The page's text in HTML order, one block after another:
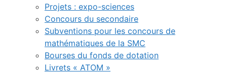
Projets : expo-sciences
Concours du secondaire
Subventions pour les concours de
mathématiques de la SMC
Bourses du fonds de dotation
Livrets « ATOM »